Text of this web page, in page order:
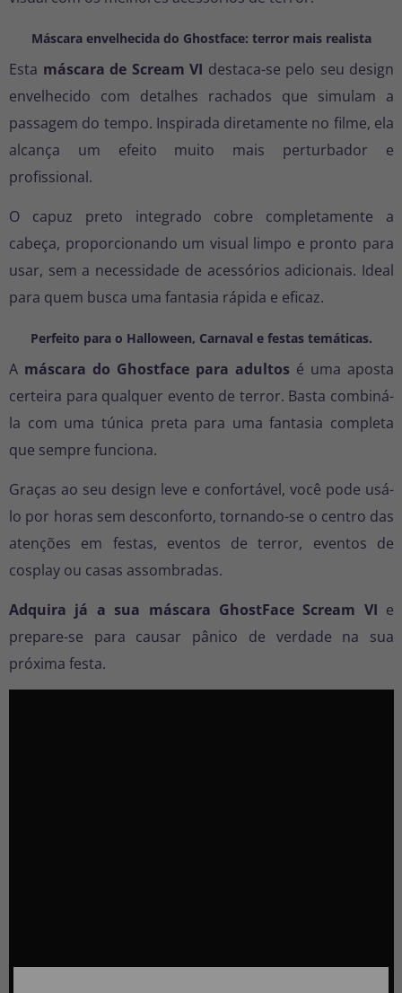
Máscara envelhecida do Ghostface: terror mais realista
Esta máscara de Scream VI destaca-se pelo seu design
envelhecido com detalhes rachados que simulam a
passagem do tempo. Inspirada diretamente no filme, ela
alcança um efeito muito mais perturbador e
profissional.
O capuz preto integrado cobre completamente a
cabeça, proporcionando um visual limpo e pronto para
usar, sem a necessidade de acessórios adicionais. Ideal
para quem busca uma fantasia rápida e eficaz.
Perfeito para o Halloween, Carnaval e festas temáticas.
A máscara do Ghostface para adultos é uma aposta
certeira para qualquer evento de terror. Basta combiná-
la com uma túnica preta para uma fantasia completa
que sempre funciona.
Graças ao seu design leve e confortável, você pode usá-
lo por horas sem desconforto, tornando-se o centro das
atenções em festas, eventos de terror, eventos de
cosplay ou casas assombradas.
Adquira já a sua máscara GhostFace Scream VI e
prepare-se para causar pânico de verdade na sua
próxima festa.